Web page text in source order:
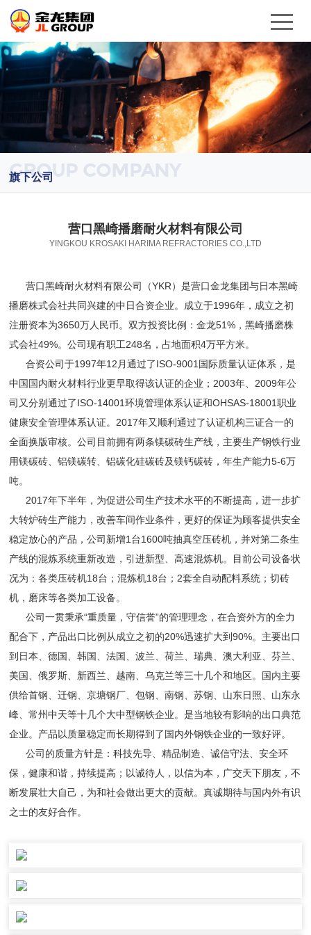
GROUP COMPANY
旗下公司
营口黑崎播磨耐火材料有限公司
YINGKOU KROSAKI HARIMA REFRACTORIES CO.,LTD
营口黑崎耐火材料有限公司（YKR）是营口金龙集团与日本黑崎
播磨株式会社共同兴建的中日合资企业。成立于1996年，成立之初
注册资本为3650万人民币。双方投资比例：金龙51%，黑崎播磨株
式会社49%。公司现有职工248名，占地面积4万平方米。
合资公司于1997年12月通过了ISO-9001国际质量认证体系，是
中国国内耐火材料行业更早取得该认证的企业；2003年、2009年公
司又分别通过了ISO-14001环境管理体系认证和OHSAS-18001职业
健康安全管理体系认证。2017年又顺利通过了认证机构三证合一的
全面换版审核。公司目前拥有两条镁碳砖生产线，主要生产钢铁行业
用镁碳砖、铝镁碳转、铝碳化硅碳砖及镁钙碳砖，年生产能力5-6万
吨。
2017年下半年，为促进公司生产技术水平的不断提高，进一步扩
大转炉砖生产能力，改善车间作业条件，更好的保证为顾客提供安全
稳定放心的产品，公司新增1台1600吨抽真空压砖机，并对第二条生
产线的混炼系统重新改造，引进新型、高速混炼机。目前公司设备状
况为：各类压砖机18台；混炼机18台；2套全自动配料系统；切砖
机，磨床等各类加工设备。
公司一贯秉承“重质量，守信誉”的管理理念，在合资外方的全力
配合下，产品出口比例从成立之初的20%迅速扩大到90%。主要出口
到日本、德国、韩国、法国、波兰、荷兰、瑞典、澳大利亚、芬兰、
美国、俄罗斯、新西兰、越南、乌克兰等三十几个和地区。国内主要
供给首钢、迁钢、京塘钢厂、包钢、南钢、苏钢、山东日照、山东永
峰、常州中天等十几个大中型钢铁企业。是当地较有影响的出口典范
企业。产品以质量稳定而长期得到了国内外钢铁企业的一致好评。
公司的质量方针是：科技先导、精品制造、诚信守法、安全环
保，健康和谐，持续提高；以诚待人，以信为本，广交天下朋友，不
断发展壮大自己，为和社会做出更大的贡献。真诚期待与国内外有识
之士的友好合作。